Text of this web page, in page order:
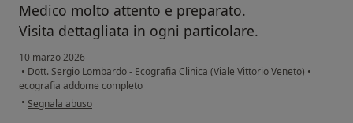
Medico molto attento e preparato.
Visita dettagliata in ogni particolare.
10 marzo 2026
• Dott. Sergio Lombardo - Ecografia Clinica (Viale Vittorio Veneto) •
ecografia addome completo
• secondo l'opinione dell'utente P.S.
Segnala abuso